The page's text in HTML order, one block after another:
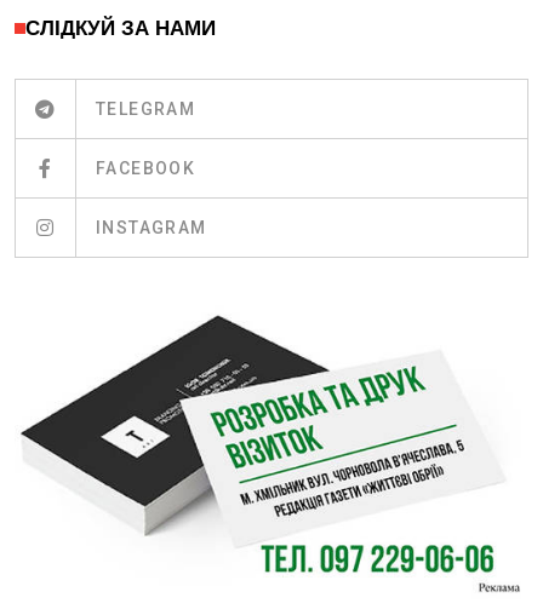
СЛІДКУЙ ЗА НАМИ
TELEGRAM
FACEBOOK
INSTAGRAM